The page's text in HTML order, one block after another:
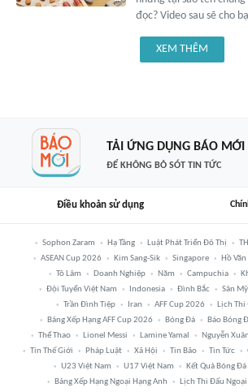
đọc? Video sau sẽ cho
XEM THÊM
TẢI ỨNG DỤNG BÁO MỚI
ĐỂ KHÔNG BỎ SÓT TIN TỨC
Điều khoản sử dụng
Sophon Zaram Hạ Tầng Luật Phát Triển Đô Thị
ASEAN Cup 2026
Kim Sang-Sik Singapore Hồ
Tô Lâm
Doanh Nghiệp Năm Campuchia
Đội Tuyển Việt Nam
Indonesia Đình Bắc Sân
Trần Đình Tiệp
Iran AFF Cup 2026
Lịch Thi
Bảng Xếp Hạng AFF Cup 2026
Bóng Đá Báo Bóng
Thể Thao
Lionel Messi Lamine Yamal Nguyễn
Tin Thế Giới
Pháp Luật Xã Hội Tin Bão Tin Tức
U23 Việt Nam
U17 Việt Nam Kết Quả Bóng Đá
Bảng Xếp Hạng Ngoại Hạng Anh
Lịch Thi Đấu Ngoại